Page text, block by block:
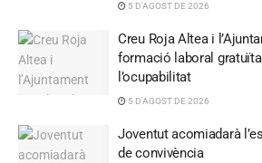
5 D'AGOST DE 2026
Creu Roja Altea i
formació laboral
l’ocupabilitat
5 D'AGOST DE 2026
Joventut acomiadarà
de convivència